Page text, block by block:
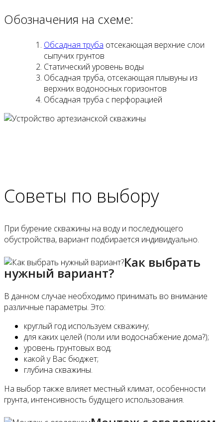
Обозначения на схеме:
Обсадная труба отсекающая верхние слои
сыпучих грунтов
Статический уровень воды
Обсадная труба, отсекающая плывуны из
верхних водоносных горизонтов
Обсадная труба с перфорацией
Советы по выбору
При бурение скважины на воду и последующего
обустройства, вариант подбирается индивидуально.
Как выбрать
нужный вариант?
В данном случае необходимо принимать во внимание
различные параметры. Это:
круглый год используем скважину;
для каких целей (поли или водоснабжение дома?);
уровень грунтовых вод;
какой у Вас бюджет;
глубина скважины.
На выбор также влияет местный климат, особенности
грунта, интенсивность будущего использования.